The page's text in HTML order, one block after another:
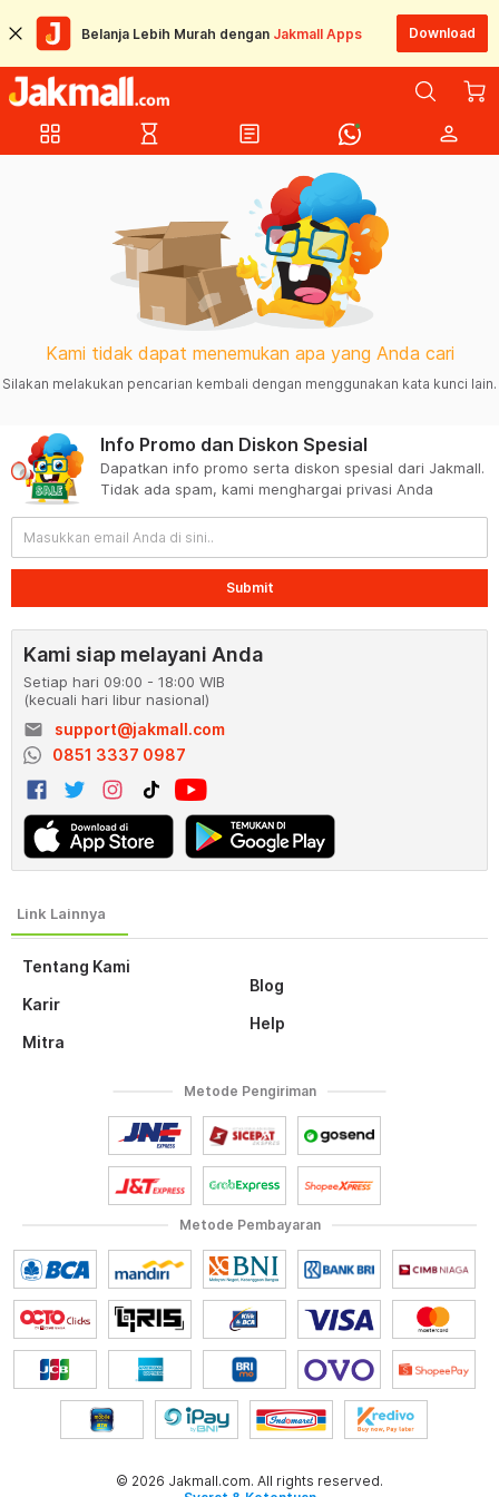
Belanja Lebih Murah dengan Jakmall Apps Download
grid_view hourglass_empty article person
Kami tidak dapat menemukan apa yang Anda cari
Silakan melakukan pencarian kembali dengan menggunakan kata kunci lain.
Tentang Kami
Karir
Mitra
Blog
Help
Info Promo dan Diskon Spesial
Dapatkan info promo serta diskon spesial dari Jakmall.
Tidak ada spam, kami menghargai privasi Anda
Submit
Kami siap melayani Anda
Setiap hari 09:00 - 18:00 WIB
(kecuali hari libur nasional)
email
support@jakmall.com
0851 3337 0987
Metode Pembayaran
Metode Pengiriman
© 2026 Jakmall.com. All rights reserved.